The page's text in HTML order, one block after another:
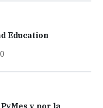
Education
y por la